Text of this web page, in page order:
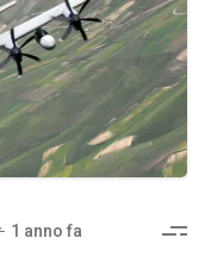
1 anno fa